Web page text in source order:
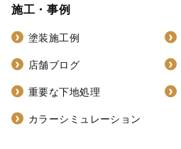
施工・事例
塗装施工例
店舗ブログ
重要な下地処理
カラーシミュレーション